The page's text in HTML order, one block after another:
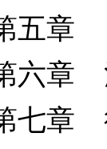
五章
六章
七章